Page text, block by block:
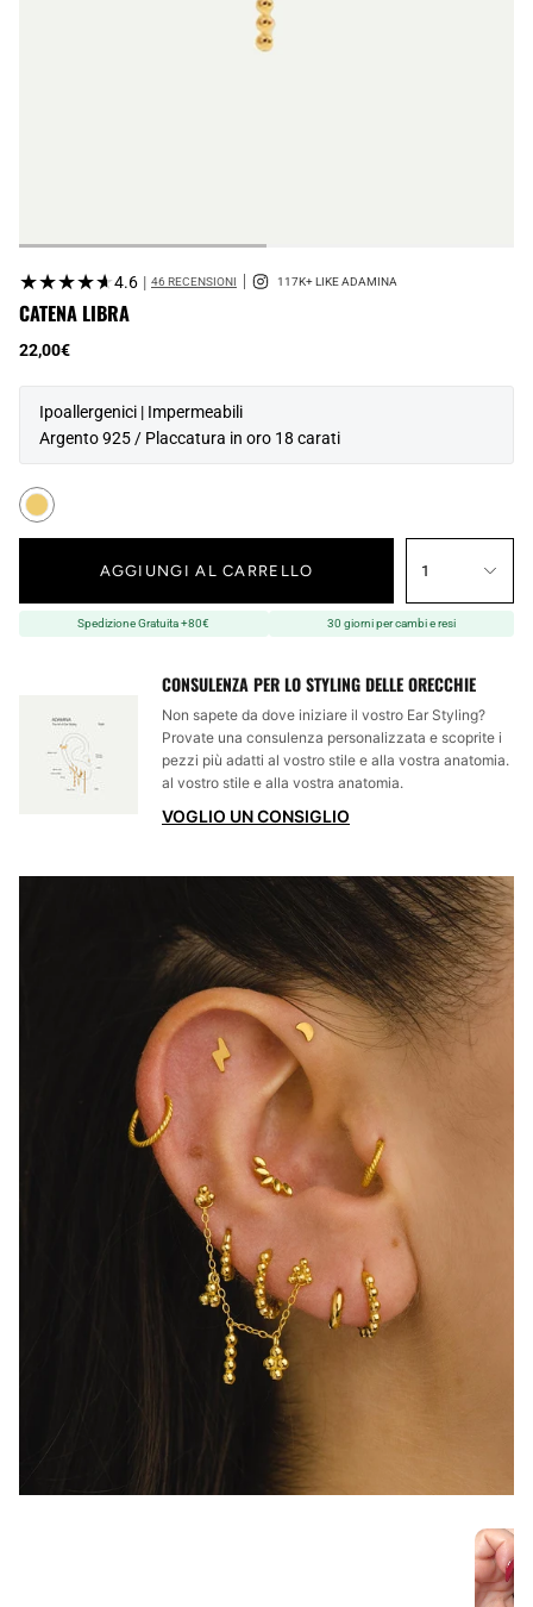
★★★★★
★★★★★4.6 | 46 RECENSIONI
CATENA LIBRA
22,00€
Ipoallergenici | Impermeabili
Argento 925 / Placcatura in oro 18 carati
1
AGGIUNGI AL CARRELLO
Spedizione Gratuita +80€ 30 giorni per cambi e resi
CONSULENZA PER LO STYLING DELLE ORECCHIE
Non sapete da dove iniziare il vostro Ear Styling?
Provate una consulenza personalizzata e scoprite i
pezzi più adatti al vostro stile e alla vostra anatomia.
al vostro stile e alla vostra anatomia.
VOGLIO UN CONSIGLIO